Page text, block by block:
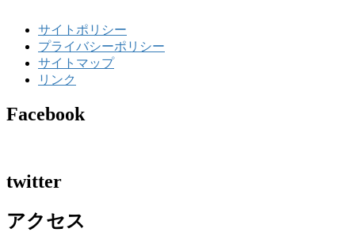
サイトポリシー
プライバシーポリシー
サイトマップ
リンク
Facebook
twitter
アクセス